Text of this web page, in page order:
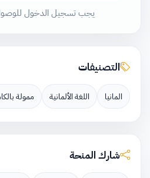
يجب تسجيل الدخول للوصول
التصنيفات
المانيا اللغة الألمانية ممولة
شارك المنحة